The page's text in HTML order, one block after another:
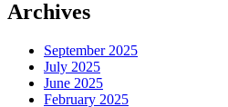
Archives
September 2025
July 2025
June 2025
February 2025